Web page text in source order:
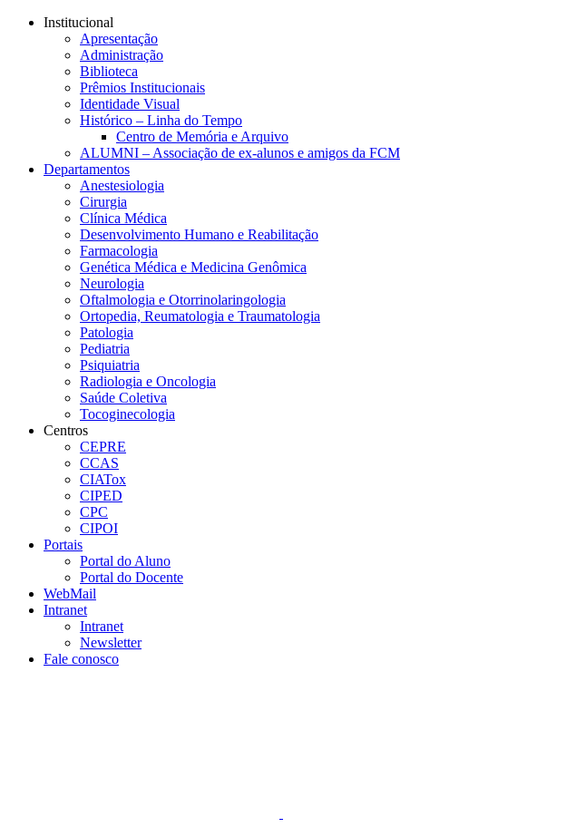
Conteúdo principal
Institucional
Apresentação
Administração
Biblioteca
Prêmios Institucionais
Identidade Visual
Histórico – Linha do Tempo
Centro de Memória e Arquivo
ALUMNI – Associação de ex-alunos e amigos da FCM
Departamentos
Anestesiologia
Cirurgia
Clínica Médica
Desenvolvimento Humano e Reabilitação
Farmacologia
Genética Médica e Medicina Genômica
Neurologia
Oftalmologia e Otorrinolaringologia
Ortopedia, Reumatologia e Traumatologia
Patologia
Pediatria
Psiquiatria
Radiologia e Oncologia
Saúde Coletiva
Tocoginecologia
Centros
CEPRE
CCAS
CIATox
CIPED
CPC
CIPOI
Portais
Portal do Aluno
Portal do Docente
WebMail
Intranet
Intranet
Newsletter
Fale conosco